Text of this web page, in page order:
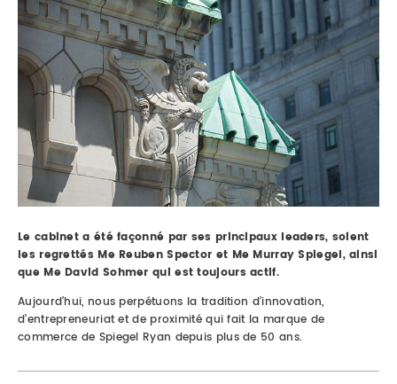
Le cabinet a été façonné par ses principaux leaders, soient
les regrettés Me Reuben Spector et Me Murray Spiegel, ainsi
que Me David Sohmer qui est toujours actif.
Aujourd’hui, nous perpétuons la tradition d’innovation,
d’entrepreneuriat et de proximité qui fait la marque de
commerce de Spiegel Ryan depuis plus de 50 ans.